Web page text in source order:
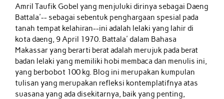
Amril Taufik Gobelyang menjuluki dirinya sebagai Daeng
Battala'-- sebagai sebentuk penghargaan spesial pada
tanah tempat kelahiran--ini adalah lelaki yang lahir di
kota daeng, 9 April 1970. Battala' dalam Bahasa
Makassar yang berarti berat adalah merujuk pada berat
badan lelaki yang memiliki hobi membaca dan menulis ini,
yang berbobot 100 kg. Blog ini merupakan kumpulan
tulisan yang merupakan refleksi kontemplatifnya atas
suasana yang ada disekitarnya, baik yang penting,